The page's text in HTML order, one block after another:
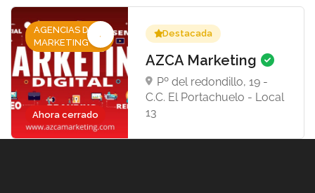
Ahora cerrado
AGENCIAS DE
MARKETING
Destacada
AZCA Marketing
Pº del redondillo, 19 -
C.C. El Portachuelo - Local
13